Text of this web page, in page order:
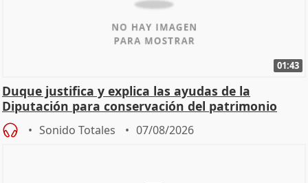
01:43
Duque justifica y explica las ayudas de la
Diputación para conservación del patrimonio
Sonido Totales 07/08/2026